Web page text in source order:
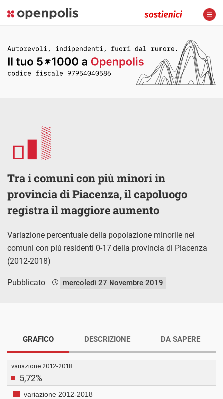
Tra i comuni con più minori in
provincia di Piacenza, il capoluogo
registra il maggiore aumento
Variazione percentuale della popolazione minorile nei
comuni con più residenti 0-17 della provincia di Piacenza
(2012-2018)
Pubblicato mercoledì 27 Novembre 2019
GRAFICO DESCRIZIONE DA SAPERE